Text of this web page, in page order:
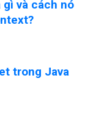
và cách nó
trong Java